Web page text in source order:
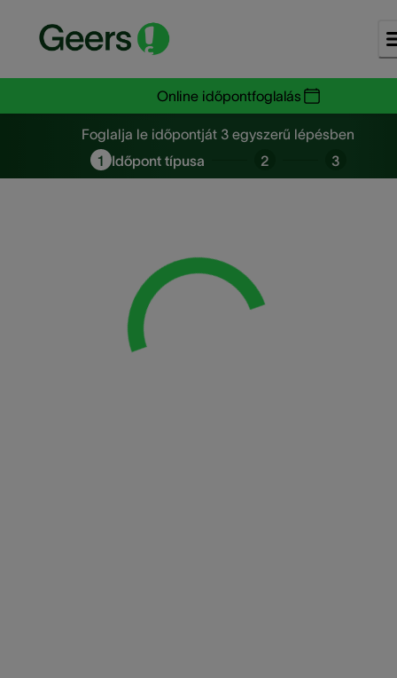
Online időpontfoglalás
Foglalja le időpontját 3
Foglalja le időpontját 3 egyszerű lépésben
1 Időpont típusa 2 3
Loading...